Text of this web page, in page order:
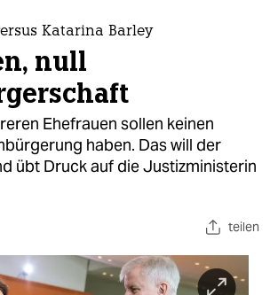
Katarina Barley
null
Ehefrauen sollen keinen
haben. Das will der
übt Druck auf die Justizministerin
teilen